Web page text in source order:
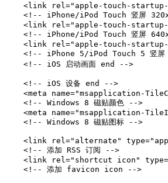
<link rel="apple-touch-startup-
<!-- iPhone/iPod Touch 竖屏
<link
rel="apple-touch-startup-
<!-- iPhone/iPod Touch 竖屏
<link
rel="apple-touch-startup-
<!-- iPhone 5/iPod Touch 5 竖
<!-- iOS 启动画面 end -->
<!-- iOS 设备 end -->
<meta
name="msapplication-
<!-- Windows 8 磁贴颜色 -->
<meta
name="msapplication-
<!-- Windows 8 磁贴图标 -->
<link rel="alternate" type=
<!-- 添加 RSS 订阅 -->
<link
rel="shortcut icon" type=
<!-- 添加 favicon icon -->